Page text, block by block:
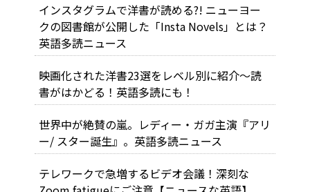
インスタグラムで洋書が読める?! ニューヨー
クの図書館が公開した「Insta Novels」とは？
英語多読ニュース
映画化された洋書23選をレベル別に紹介～読
書がはかどる！英語多読にも！
世界中が絶賛の嵐。レディー・ガガ主演『アリ
ー/ スター誕生』。英語多読ニュース
テレワークで急増するビデオ会議！深刻な